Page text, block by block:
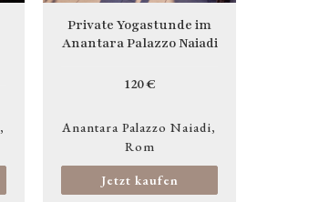
Private Yogastunde im
Anantara Palazzo Naiadi
120 €
Anantara Palazzo Naiadi
Rom
Jetzt kaufen